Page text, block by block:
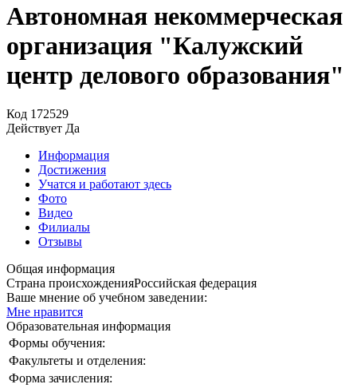
Автономная некоммерческая
организация "Калужский
центр делового образования"
Код 172529
Действует Да
Информация
Достижения
Учатся и работают здесь
Фото
Видео
Филиалы
Отзывы
Общая информация
Страна происхожденияРоссийская федерация
Ваше мнение об учебном заведении:
Мне нравится
Образовательная информация
Формы обучения:
Факультеты и отделения:
Форма зачисления: